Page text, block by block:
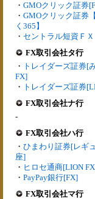
・ GMOクリック証券
・ GMOクリック証券
く365】
・ セントラル短資ＦＸ
FX取引会社タ行
・ トレイダーズ証券[
FX]
・ トレイダーズ証券
FX取引会社ナ行
-
FX取引会社ハ行
・ ひまわり証券[レギ
座]
・ ヒロセ通商[LION
・ PayPay銀行[FX]
FX取引会社マ行